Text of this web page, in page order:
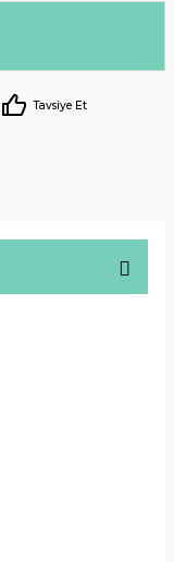
Tavsiye Et